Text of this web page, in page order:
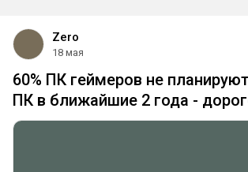
Zero
18 мая
60% ПК геймеров не
ПК в ближайшие 2 года -